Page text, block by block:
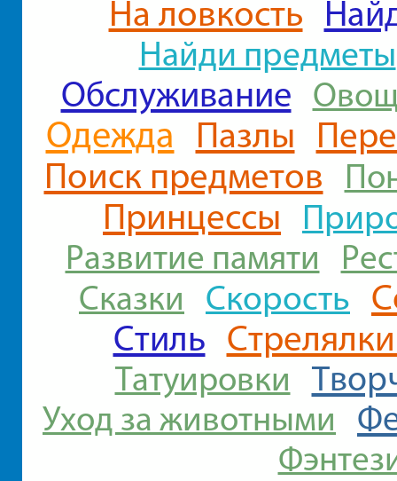
На ловкость
Найди предметы
Обслуживание
Одежда Пазлы
Поиск предметов
Принцессы
Развитие памяти
Сказки Скорость
Стиль
Татуировки
Уход за животными